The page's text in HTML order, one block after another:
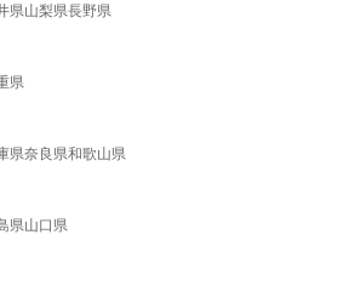
県山梨県長野県
県
県奈良県和歌山県
県山口県